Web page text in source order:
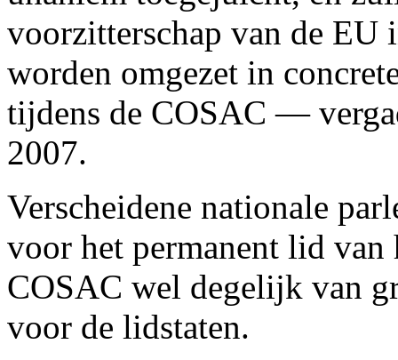
voorzitterschap van de EU
worden omgezet in
tijdens de COSAC —
2007.
Verscheidene nationale
voor het permanent lid van
COSAC wel degelijk van
voor de lidstaten.